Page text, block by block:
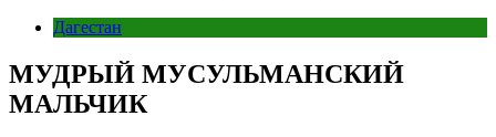
Дагестан
МУДРЫЙ МУСУЛЬМАНСКИЙ
МАЛЬЧИК